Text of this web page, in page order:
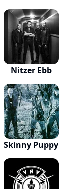
Nitzer Ebb
Skinny Puppy